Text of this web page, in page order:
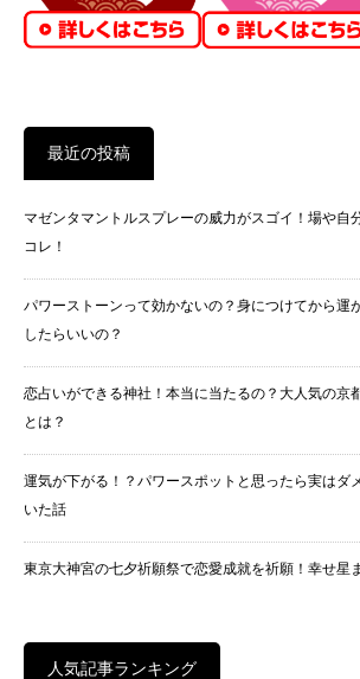
最近の投稿
マゼンタマントルスプレーの威力がスゴイ！場や自
コレ！
パワーストーンって効かないの？身につけてから運
したらいいの？
恋占いができる神社！本当に当たるの？大人気の京
とは？
運気が下がる！？パワースポットと思ったら実はダ
いた話
東京大神宮の七夕祈願祭で恋愛成就を祈願！幸せ星
人気記事ランキング